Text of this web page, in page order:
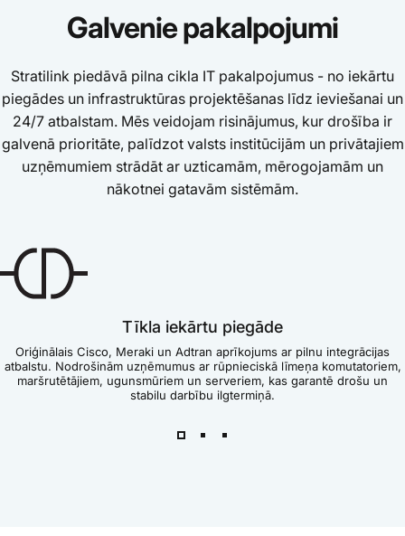
Galveniepakalpojumi
Stratilink piedāvā pilna cikla IT pakalpojumus - no iekārtu
piegādes un infrastruktūras projektēšanas līdz ieviešanai un
24/7 atbalstam. Mēs veidojam risinājumus, kur drošība ir
galvenā prioritāte, palīdzot valsts institūcijām un privātajiem
uzņēmumiem strādāt ar uzticamām, mērogojamām un
nākotnei gatavām sistēmām.
Tīkla iekārtu piegāde
Oriģinālais Cisco, Meraki un Adtran aprīkojums ar pilnu integrācijas
atbalstu. Nodrošinām uzņēmumus ar rūpnieciskā līmeņa komutatoriem,
maršrutētājiem, ugunsmūriem un serveriem, kas garantē drošu un
stabilu darbību ilgtermiņā.